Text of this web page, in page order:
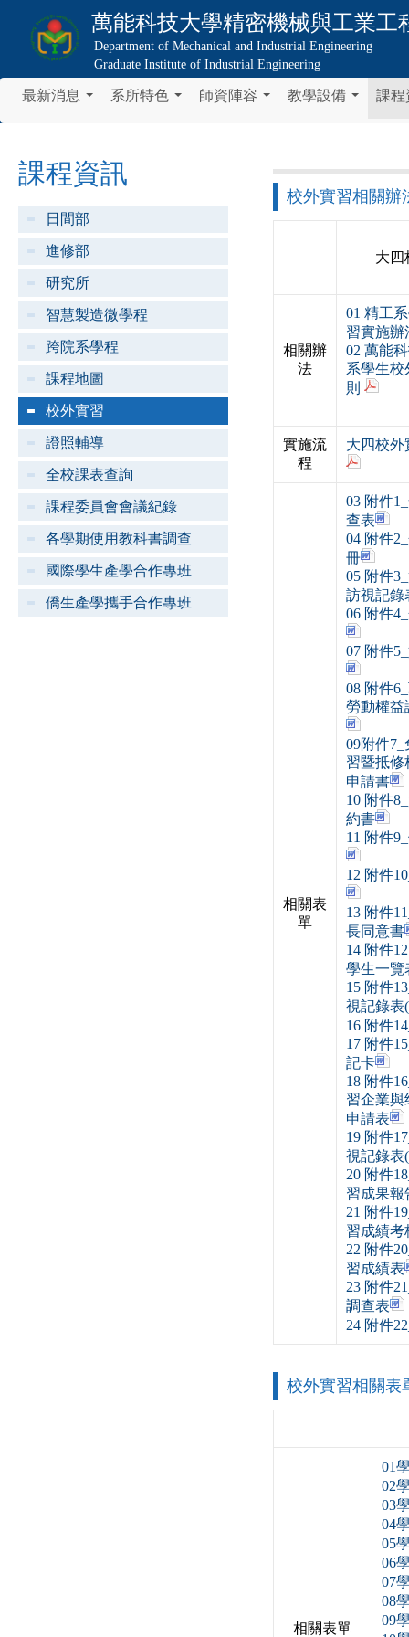
萬能科技大學精密機械與工業工
Department of Mechanical and Industrial Engineering
Graduate Institute of Industrial Engineering
最新消息 系所特色 師資陣容 教學設備 課程
課程資訊
日間部
進修部
研究所
智慧製造微學程
跨院系學程
課程地圖
校外實習
證照輔導
全校課表查詢
課程委員會會議紀錄
各學期使用教科書調查
國際學生產學合作專班
僑生產學攜手合作專班
校外實習相關辦
大四
相關辦
法
01 精工
習實施辦
02 萬能
系學生校
則
實施流
程
大四校外
相關表
單
03 附件
查表
04 附件
冊
05 附件
訪視記錄
06 附件
07 附件
08 附件
勞動權益
09附件
習暨抵修
申請書
10 附件
約書
11 附件
12 附件
13 附件
長同意書
14 附件
學生一覽
15 附件
視記錄表
16 附件
17 附件
記卡
18 附件
習企業與
申請表
19 附件
視記錄表
20 附件
習成果報
21 附件
習成績考
22 附件
習成績表
23 附件
調查表
24 附件
校外實習相關表
相關表單
01
02
03
04
05
06
07
08
09